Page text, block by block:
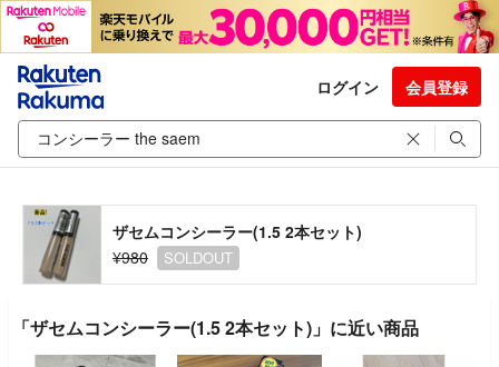
ログイン 会員登録
ザセムコンシーラー(1.5 2本セット)
¥980
SOLDOUT
「ザセムコンシーラー(1.5 2本セット)」に近い商品